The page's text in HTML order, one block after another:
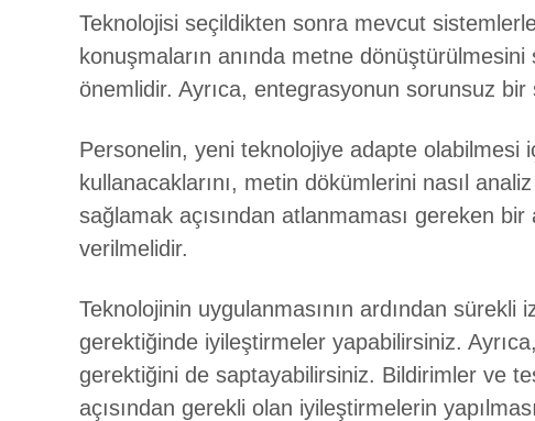
Teknolojisi seçildikten sonra mevcut
konuşmaların anında metne
önemlidir. Ayrıca, entegrasyonun sorunsuz bir
Personelin, yeni teknolojiye adapte olabilmesi
kullanacaklarını, metin dökümlerini nasıl
sağlamak açısından atlanmaması gereken
verilmelidir.
Teknolojinin uygulanmasının ardından
gerektiğinde iyileştirmeler yapabilirsiniz.
gerektiğini de saptayabilirsiniz. Bildirimler ve
açısından gerekli olan iyileştirmelerin